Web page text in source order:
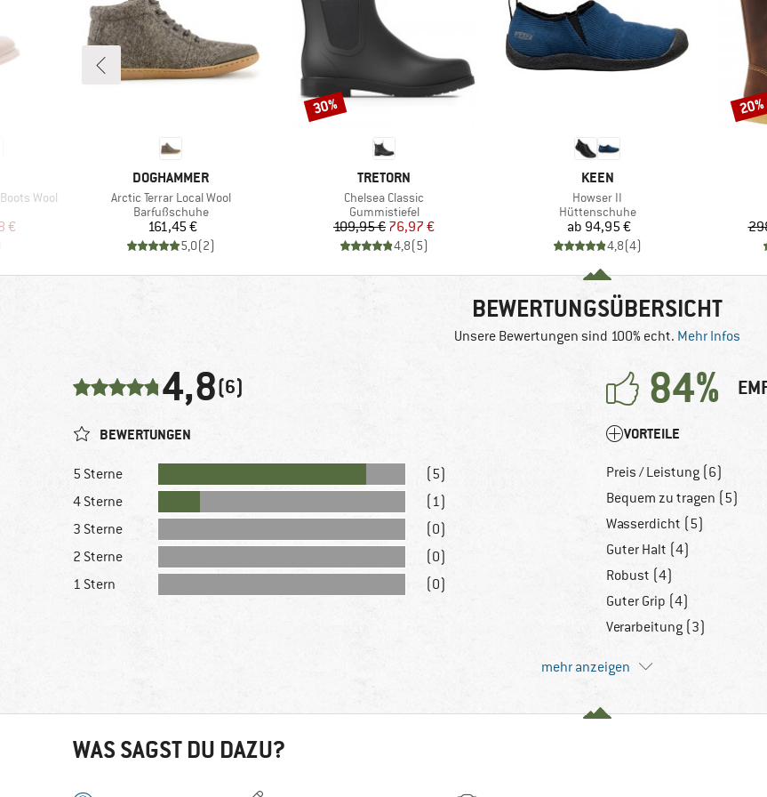
Wool
Preis
€
MARKE
DOGHAMMER
Artikel
Arctic Terrar Local Wool
Produktgruppe
Barfußschuhe
Preis
161,45 €
5,0(2)
MARKE
TRETORN
Artikel
Chelsea Classic
Produktgruppe
Gummistiefel
Preis
109,95 €reduzierter Preis
76,97 €
4,8(5)
Rabatt
30%
MARKE
KEEN
Artikel
Howser II
Produktgruppe
Hüttenschuhe
Preis
ab 94,95 €
4,8(4)
20%
BEWERTUNGSÜBERSICHT
Unsere Bewertungen sind 100% echt. Mehr Infos
4,8(6) 84%
BEWERTUNGEN
5 Sterne
(5)
4 Sterne
(1)
3 Sterne
(0)
2 Sterne
(0)
1 Stern
(0)
VORTEILE
Preis / Leistung (6)
Bequem zu tragen (5)
Wasserdicht (5)
Guter Halt (4)
Robust (4)
Guter Grip (4)
Verarbeitung (3)
mehr anzeigen
WAS SAGST DU DAZU?